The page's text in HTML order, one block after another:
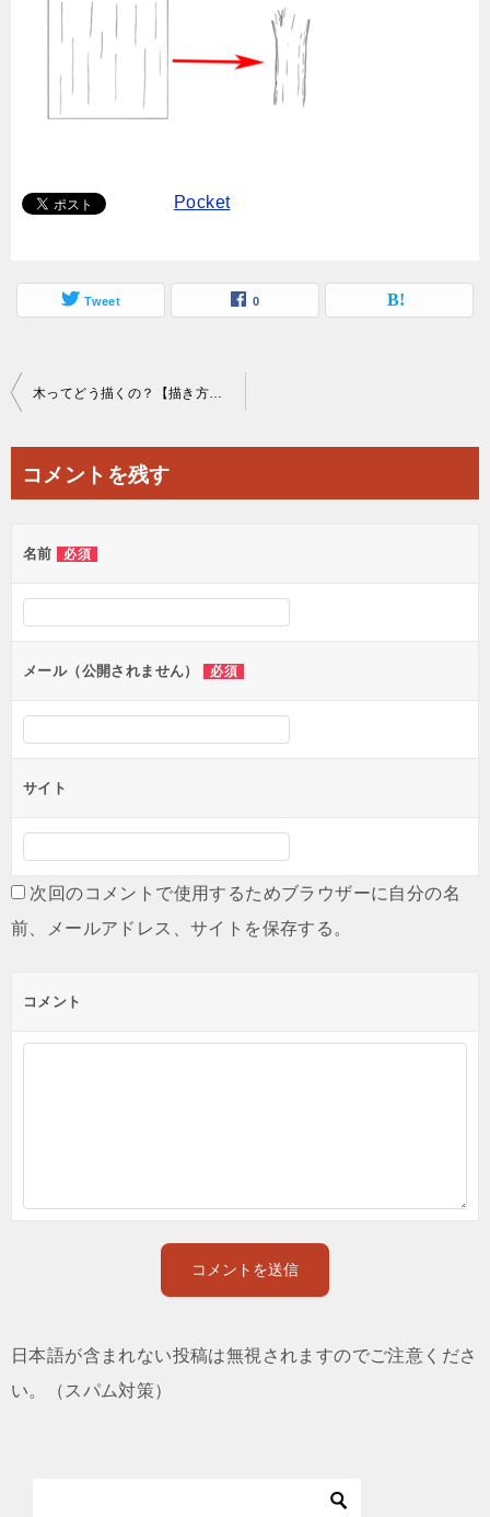
Pocket
Tweet 0
投
ビ
ー
シ
ン
木ってどう描くの？【描き方・漫画・モノクロ・背景】
コメントを残す
名前 必須
メール（公開されません） 必須
サイト
次回のコメントで使用するためブラウザーに自分の名
前、メールアドレス、サイトを保存する。
コメント
日本語が含まれない投稿は無視されますのでご注意くださ
い。（スパム対策）